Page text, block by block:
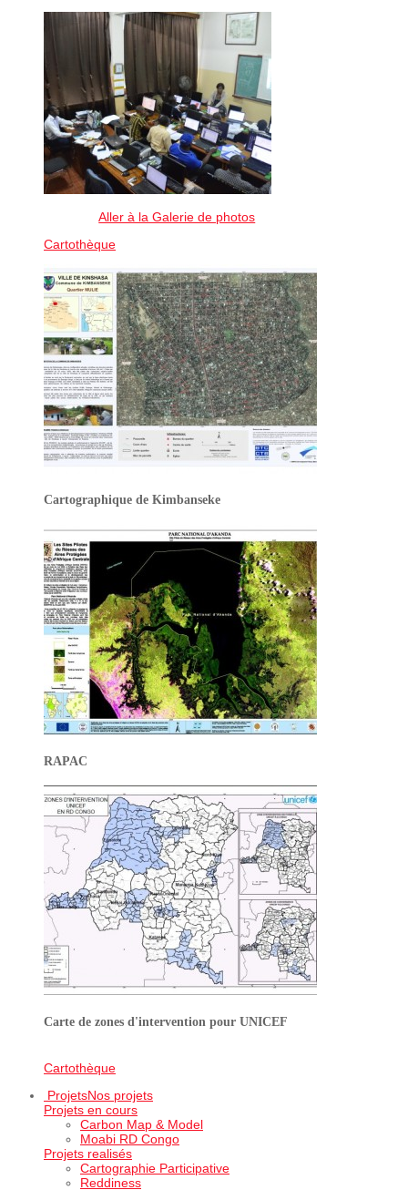
Aller à la Galerie de photos
Cartothèque
Cartographique de Kimbanseke
RAPAC
Carte de zones d'intervention pour UNICEF
Cartothèque
ProjetsNos projets
Projets en cours
Carbon Map & Model
Moabi RD Congo
Projets realisés
Cartographie Participative
Reddiness